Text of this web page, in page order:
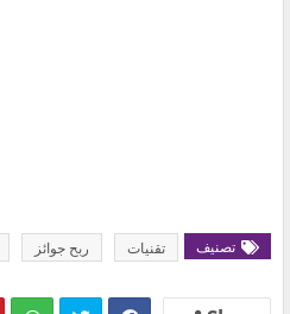
تصنيف تقنيات ربح جوائز